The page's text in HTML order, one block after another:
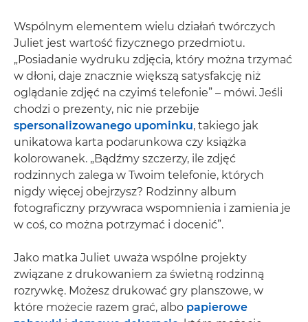
Wspólnym elementem wielu działań twórczych
Juliet jest wartość fizycznego przedmiotu.
„Posiadanie wydruku zdjęcia, który można trzymać
w dłoni, daje znacznie większą satysfakcję niż
oglądanie zdjęć na czyimś telefonie” – mówi. Jeśli
chodzi o prezenty, nic nie przebije
spersonalizowanego upominku, takiego jak
unikatowa karta podarunkowa czy książka
kolorowanek. „Bądźmy szczerzy, ile zdjęć
rodzinnych zalega w Twoim telefonie, których
nigdy więcej obejrzysz? Rodzinny album
fotograficzny przywraca wspomnienia i zamienia je
w coś, co można potrzymać i docenić”.
Jako matka Juliet uważa wspólne projekty
związane z drukowaniem za świetną rodzinną
rozrywkę. Możesz drukować gry planszowe, w
które możecie razem grać, albo papierowe